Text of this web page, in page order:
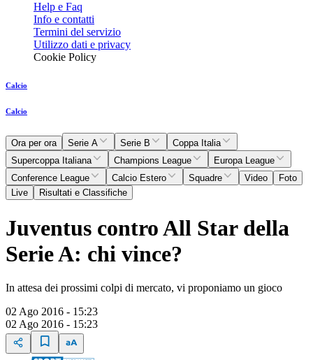
Help e Faq
Info e contatti
Termini del servizio
Utilizzo dati e privacy
Cookie Policy
Calcio
Calcio
Ora per ora Serie A Serie B
Coppa Italia
Supercoppa Italiana
Champions League
Europa League
Conference League
Calcio Estero Squadre Video
Foto
Live
Risultati e Classifiche
Juventus contro All Star della
Serie A: chi vince?
In attesa dei prossimi colpi di mercato, vi proponiamo un gioco
02 Ago 2016 - 15:23
02 Ago 2016 - 15:23